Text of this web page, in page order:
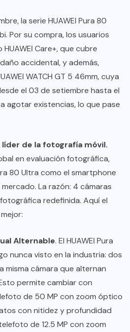
la serie HUAWEI Pura 80
Por su compra, los usuarios
Care+, que cubre
accidental, y además,
WATCH GT 5 46mm, cuya
el 03 de setiembre hasta el
agotar existencias, lo que pase
líder de la fotografía móvil.
en evaluación fotográfica,
80 Ultra como el smartphone
La razón: 4 cámaras
redefinida. Aquí el
Alternable. El HUAWEI Pura
nunca visto en la industria: dos
misma cámara que alternan
permite cambiar con
de 50 MP con zoom óptico
con nitidez y profundidad
de 12.5 MP con zoom